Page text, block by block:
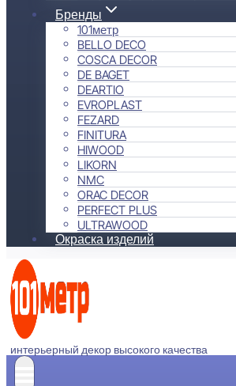
Бренды
101метр
BELLO DECO
COSCA DECOR
DE BAGET
DEARTIO
EVROPLAST
FEZARD
FINITURA
HIWOOD
LIKORN
NMC
ORAC DECOR
PERFECT PLUS
ULTRAWOOD
Окраска изделий
интерьерный декор высокого качества